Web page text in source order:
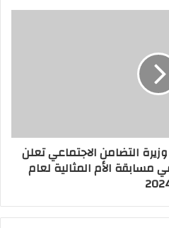
التضامن الاجتماعي تعلن
مسابقة الأم المثالية لعام